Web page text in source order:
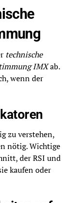
technische
IMXab.
wenn der
zu verstehen,
nötig. Wichtige
der RSI und
kaufen oder